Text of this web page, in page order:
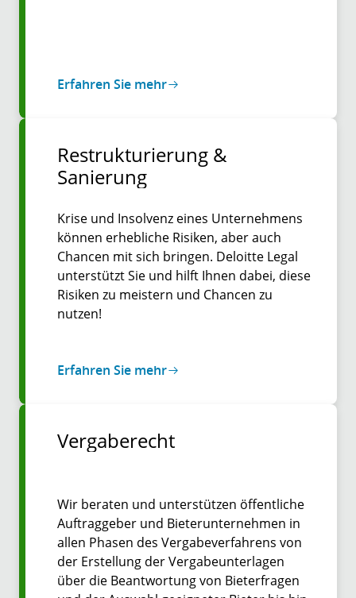
Erfahren Sie mehr
Restrukturierung &
Sanierung
Krise und Insolvenz eines Unternehmens
können erhebliche Risiken, aber auch
Chancen mit sich bringen. Deloitte Legal
unterstützt Sie und hilft Ihnen dabei, diese
Risiken zu meistern und Chancen zu
nutzen!
Erfahren Sie mehr
Vergaberecht
Wir beraten und unterstützen öffentliche
Auftraggeber und Bieterunternehmen in
allen Phasen des Vergabeverfahrens von
der Erstellung der Vergabeunterlagen
über die Beantwortung von Bieterfragen